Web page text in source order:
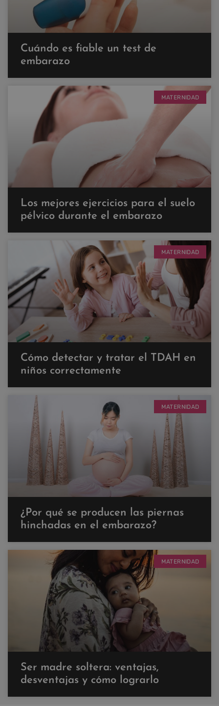
Cuándo es fiable un test de
embarazo
MATERNIDAD
Los mejores ejercicios para el suelo
pélvico durante el embarazo
MATERNIDAD
Cómo detectar y tratar el TDAH en
niños correctamente
MATERNIDAD
¿Por qué se producen las piernas
hinchadas en el embarazo?
MATERNIDAD
Ser madre soltera: ventajas,
desventajas y cómo lograrlo